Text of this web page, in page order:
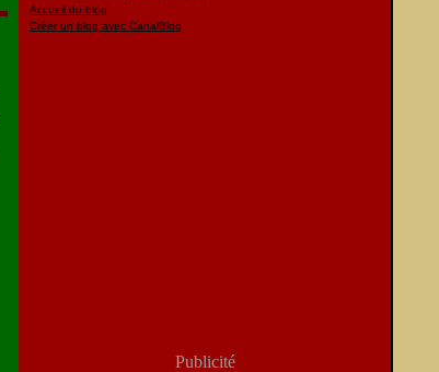
Accueil du blog
Créer un blog avec CanalBlog
Publicité